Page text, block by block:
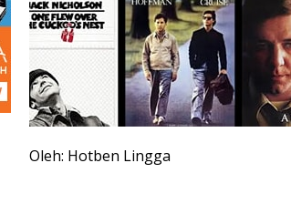
Oleh: Hotben Lingga